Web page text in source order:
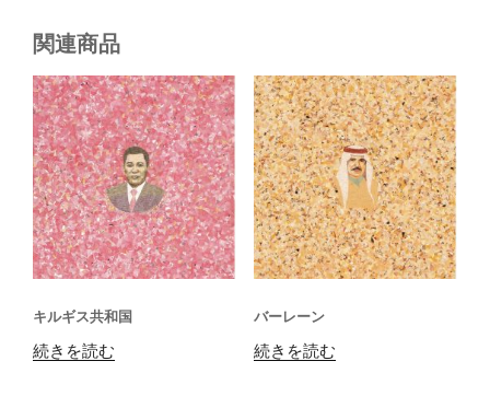
関連商品
キルギス共和国
続きを読む
バーレーン
続きを読む